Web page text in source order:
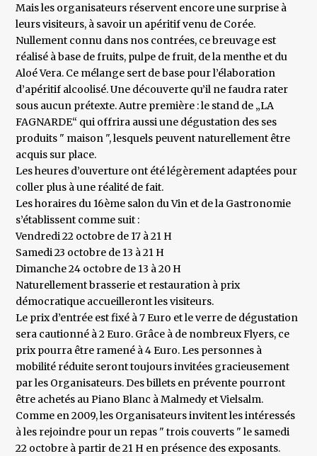
Mais les organisateurs réservent encore une surprise à
leurs visiteurs, à savoir un apéritif venu de Corée.
Nullement connu dans nos contrées, ce breuvage est
réalisé à base de fruits, pulpe de fruit, de la menthe et du
Aloé Vera. Ce mélange sert de base pour l’élaboration
d’apéritif alcoolisé. Une découverte qu’il ne faudra rater
sous aucun prétexte. Autre première : le stand de „LA
FAGNARDE“ qui offrira aussi une dégustation des ses
produits " maison ", lesquels peuvent naturellement être
acquis sur place.
Les heures d’ouverture ont été légèrement adaptées pour
coller plus à une réalité de fait.
Les horaires du 16ème salon du Vin et de la Gastronomie
s’établissent comme suit :
Vendredi 22 octobre de 17 à 21 H
Samedi 23 octobre de 13 à 21 H
Dimanche 24 octobre de 13 à 20 H
Naturellement brasserie et restauration à prix
démocratique accueilleront les visiteurs.
Le prix d’entrée est fixé à 7 Euro et le verre de dégustation
sera cautionné à 2 Euro. Grâce à de nombreux Flyers, ce
prix pourra être ramené à 4 Euro. Les personnes à
mobilité réduite seront toujours invitées gracieusement
par les Organisateurs. Des billets en prévente pourront
être achetés au Piano Blanc à Malmedy et Vielsalm.
Comme en 2009, les Organisateurs invitent les intéressés
à les rejoindre pour un repas " trois couverts " le samedi
22 octobre à partir de 21 H en présence des exposants.